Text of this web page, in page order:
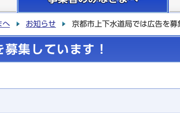
へ お知らせ 京都市上下水道局では広告を募
集しています！